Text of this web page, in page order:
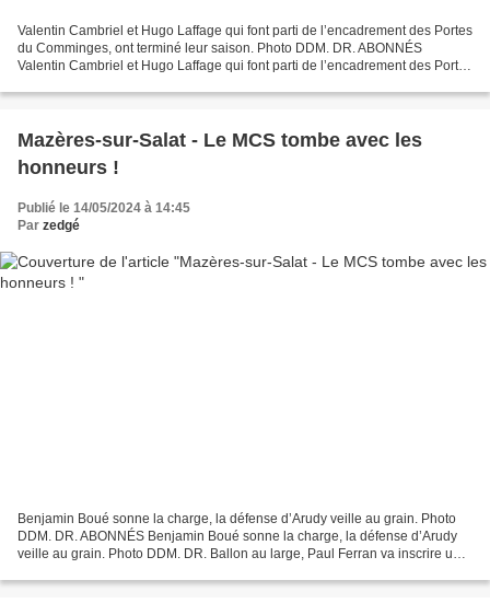
Valentin Cambriel et Hugo Laffage qui font parti de l’encadrement des Portes
du Comminges, ont terminé leur saison. Photo DDM. DR. ABONNÉS
Valentin Cambriel et Hugo Laffage qui font parti de l’encadrement des Portes
Mazères-sur-Salat - Le MCS tombe avec les
honneurs !
Publié le 14/05/2024 à 14:45
Par zedgé
Benjamin Boué sonne la charge, la défense d’Arudy veille au grain. Photo
DDM. DR. ABONNÉS Benjamin Boué sonne la charge, la défense d’Arudy
veille au grain. Photo DDM. DR. Ballon au large, Paul Ferran va inscrire un